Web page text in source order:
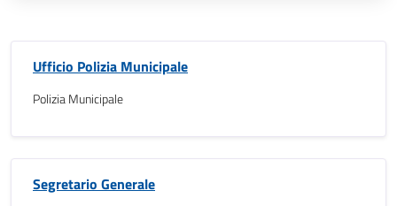
Ufficio Polizia Municipale
Polizia Municipale
Segretario Generale